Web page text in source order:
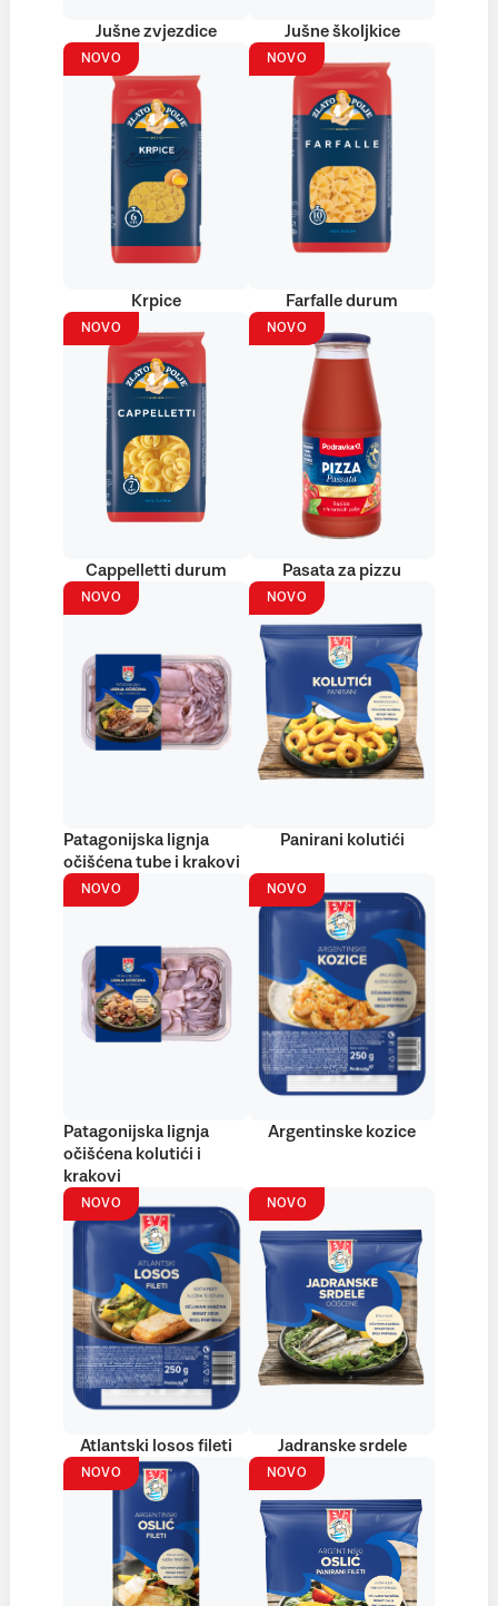
Jušne zvjezdice Jušne školjkice
NOVO
Krpice
NOVO
Farfalle durum
NOVO
Cappelletti durum
NOVO
Pasata za pizzu
NOVO
Patagonijska lignja
očišćena tube i krakovi
NOVO
Panirani kolutići
NOVO
Patagonijska lignja
očišćena kolutići i
krakovi
NOVO
Argentinske kozice
NOVO
Atlantski losos fileti
NOVO
Jadranske srdele
NOVO NOVO